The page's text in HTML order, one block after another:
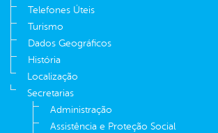
Telefones Úteis
Turismo
Dados Geográficos
História
Localização
Secretarias
Administração
Assistência e Proteção Social